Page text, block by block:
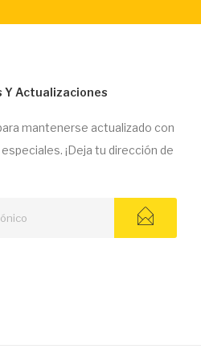
Y Actualizaciones
mantenerse actualizado con
¡Deja tu dirección de